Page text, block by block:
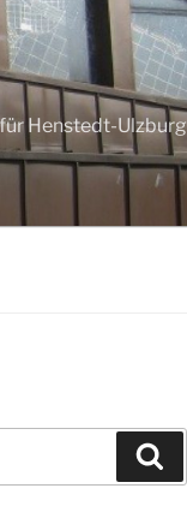
Henstedt-Ulzburg